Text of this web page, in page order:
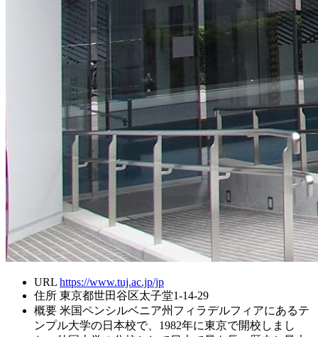
URL https://www.tuj.ac.jp/jp
住所 東京都世田谷区太子堂1-14-29
概要 米国ペンシルベニア州フィラデルフィアにあるテ
ンプル大学の日本校で、1982年に東京で開校しまし